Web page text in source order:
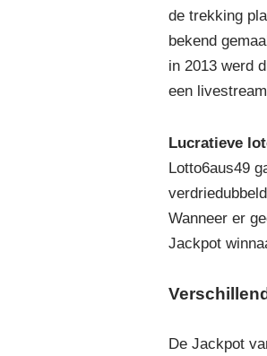
de trekking
bekend
in 2013 werd
een
Lucratieve
Lotto6aus49
Wanneer er
Jackpot
De Jackpot